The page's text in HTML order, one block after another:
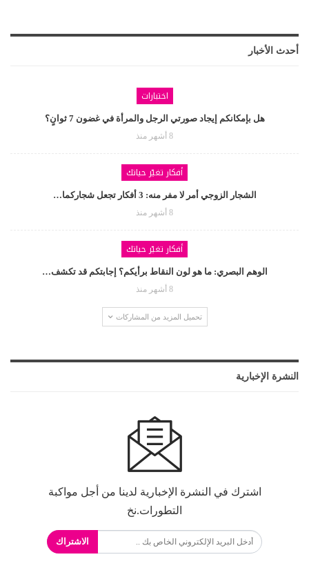
أحدث الأخبار
اختبارات
هل بإمكانكم إيجاد صورتي الرجل والمرأة في غضون 7 ثوانٍ؟
8 أشهر منذ
أفكار تغيّر حياتك
الشجار الزوجي أمر لا مفر منه: 3 أفكار تجعل شجاركما…
8 أشهر منذ
أفكار تغيّر حياتك
الوهم البصري: ما هو لون النقاط برأيكم؟ إجابتكم قد تكشف…
8 أشهر منذ
تحميل المزيد من المشاركات
النشرة الإخبارية
اشترك في النشرة الإخبارية لدينا من أجل مواكبة
التطورات.نخ
الاشتراك